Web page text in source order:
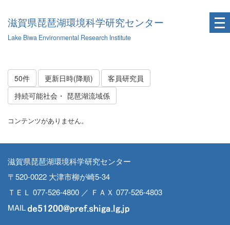
滋賀県琵琶湖環境科学研究センター
Lake Biwa Environmental Research Institute
50件 更新日時(降順)
客員研究員
持続可能社会・ 琵琶湖流域係
コンテンツがありません。
滋賀県琵琶湖環境科学研究センター
〒520-0022 大津市柳が崎5-34
ＴＥＬ 077-526-4800 ／ ＦＡＸ 077-526-4803
MAIL